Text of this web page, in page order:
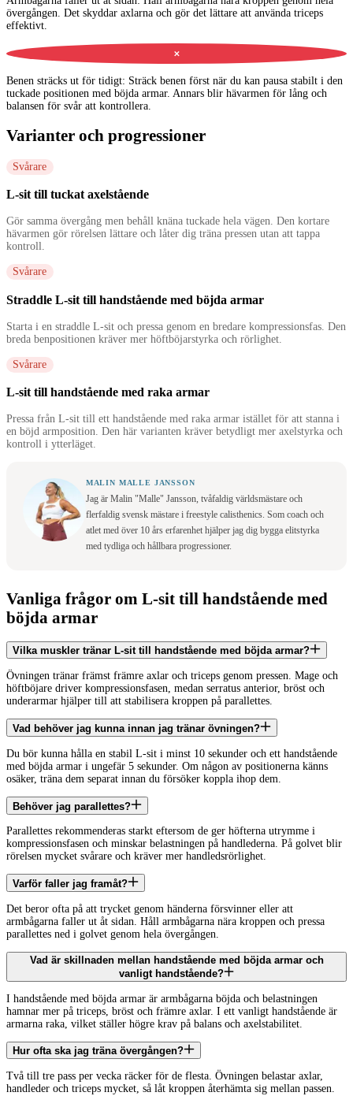
övergången. Det skyddar axlarna och gör det lättare att använda triceps
effektivt.
✕
Benen sträcks ut för tidigt: Sträck benen först när du kan pausa stabilt i den
tuckade positionen med böjda armar. Annars blir hävarmen för lång och
balansen för svår att kontrollera.
Varianter och progressioner
Svårare
L-sit till tuckat axelstående
Gör samma övergång men behåll knäna tuckade hela vägen. Den kortare
hävarmen gör rörelsen lättare och låter dig träna pressen utan att tappa
kontroll.
Svårare
Straddle L-sit till handstående med böjda armar
Starta i en straddle L-sit och pressa genom en bredare kompressionsfas. Den
breda benpositionen kräver mer höftböjarstyrka och rörlighet.
Svårare
L-sit till handstående med raka armar
Pressa från L-sit till ett handstående med raka armar istället för att stanna i
en böjd armposition. Den här varianten kräver betydligt mer axelstyrka och
kontroll i ytterläget.
MALIN MALLE JANSSON
Jag är Malin "Malle" Jansson, tvåfaldig världsmästare och
flerfaldig svensk mästare i freestyle calisthenics. Som coach och
atlet med över 10 års erfarenhet hjälper jag dig bygga elitstyrka
med tydliga och hållbara progressioner.
Vanliga frågor om L-sit till handstående med
böjda armar
Vilka muskler tränar L-sit till handstående med böjda armar?
Övningen tränar främst främre axlar och triceps genom pressen. Mage och
höftböjare driver kompressionsfasen, medan serratus anterior, bröst och
underarmar hjälper till att stabilisera kroppen på parallettes.
Vad behöver jag kunna innan jag tränar övningen?
Du bör kunna hålla en stabil L-sit i minst 10 sekunder och ett handstående
med böjda armar i ungefär 5 sekunder. Om någon av positionerna känns
osäker, träna dem separat innan du försöker koppla ihop dem.
Behöver jag parallettes?
Parallettes rekommenderas starkt eftersom de ger höfterna utrymme i
kompressionsfasen och minskar belastningen på handlederna. På golvet blir
rörelsen mycket svårare och kräver mer handledsrörlighet.
Varför faller jag framåt?
Det beror ofta på att trycket genom händerna försvinner eller att
armbågarna faller ut åt sidan. Håll armbågarna nära kroppen och pressa
parallettes ned i golvet genom hela övergången.
Vad är skillnaden mellan handstående med böjda armar och
vanligt handstående?
I handstående med böjda armar är armbågarna böjda och belastningen
hamnar mer på triceps, bröst och främre axlar. I ett vanligt handstående är
armarna raka, vilket ställer högre krav på balans och axelstabilitet.
Hur ofta ska jag träna övergången?
Två till tre pass per vecka räcker för de flesta. Övningen belastar axlar,
handleder och triceps mycket, så låt kroppen återhämta sig mellan passen.